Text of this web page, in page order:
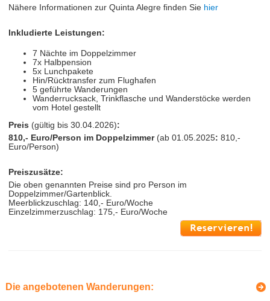
Nähere Informationen zur Quinta Alegre finden Sie hier
Inkludierte Leistungen:
7 Nächte im Doppelzimmer
7x Halbpension
5x Lunchpakete
Hin/Rücktransfer zum Flughafen
5 geführte Wanderungen
Wanderrucksack, Trinkflasche und Wanderstöcke werden
vom Hotel gestellt
Preis (gültig bis 30.04.2026):
810,- Euro/Person im Doppelzimmer (ab 01.05.2025: 810,-
Euro/Person)
Preiszusätze:
Die oben genannten Preise sind pro Person im
Doppelzimmer/Gartenblick.
Meerblickzuschlag: 140,- Euro/Woche
Einzelzimmerzuschlag: 175,- Euro/Woche
Die angebotenen Wanderungen: